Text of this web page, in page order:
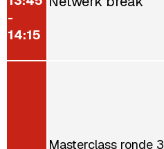
-
14:15
Masterclass ronde 3